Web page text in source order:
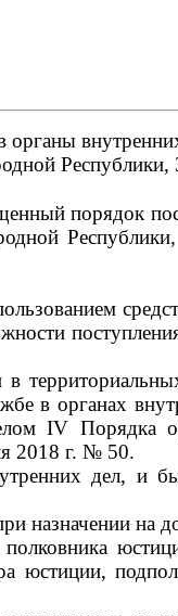
Республики,
порядок
в
в органах
IV Порядка
2018 г. № 50.
дел, и
назначении на
юстиции,